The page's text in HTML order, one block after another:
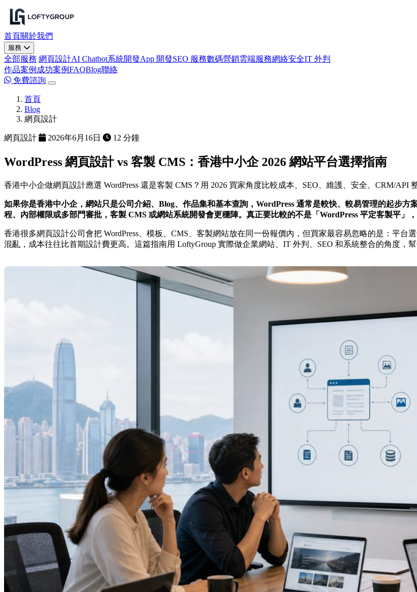
首頁關於我們
服務
全部服務 網頁設計AI Chatbot系統開發App 開發SEO 服務數碼營銷雲端服務網絡安全IT 外判
作品案例 成功案例FAQBlog聯絡
免費諮詢
首頁
Blog
網頁設計
網頁設計 2026年6月16日 12 分鐘
WordPress 網頁設計 vs 客製 CMS：香港中小企 2026 網站平台選擇指南
香港中小企做網頁設計應選 WordPress 還是客製 CMS？用 2026 買家角度比較成本、SEO、維護、安全、CRM/API
如果你是香港中小企，網站只是公司介紹、Blog、作品集和基本查詢，WordPress 通常是較快、較易管理的起步
程、內部權限或多部門審批，客製 CMS 或網站系統開發會更穩陣。真正要比較的不是「WordPress 平定客製平」
香港很多網頁設計公司會把 WordPress、模板、CMS、客製網站放在同一份報價內，但買家最容易忽略的是：平
混亂，成本往往比首期設計費更高。這篇指南用 LoftyGroup 實際做企業網站、IT 外判、SEO 和系統整合的角度，